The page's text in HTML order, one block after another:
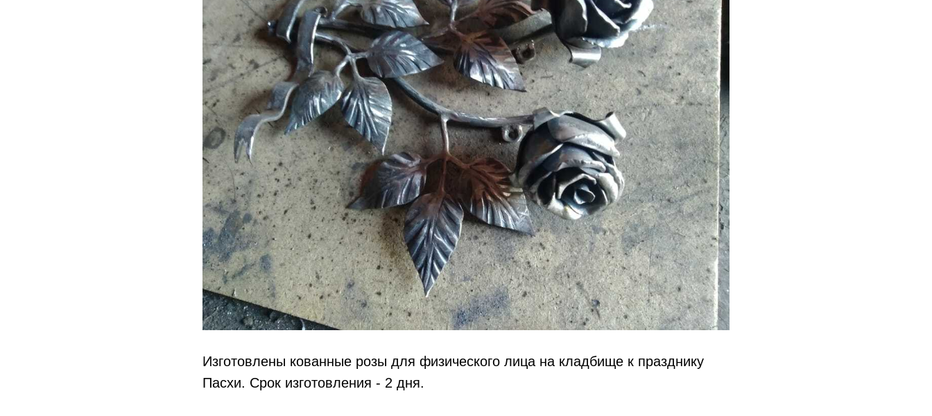
Изготовлены кованные розы для физического лица на кладбище к празднику
Пасхи. Срок изготовления - 2 дня.